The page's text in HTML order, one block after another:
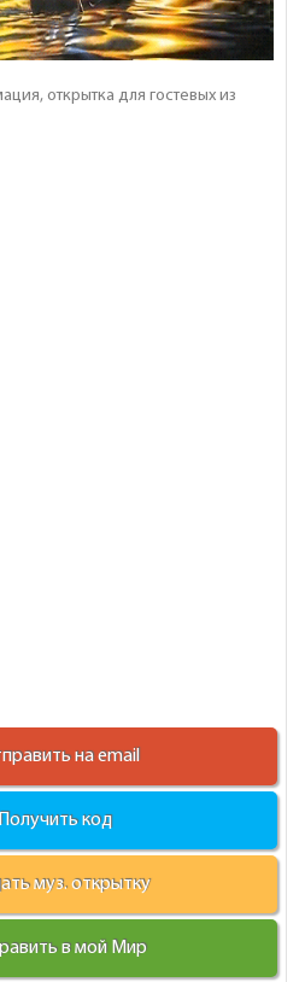
открытка для гостевых из
на email
Получить код
муз. открытку
в мой Мир